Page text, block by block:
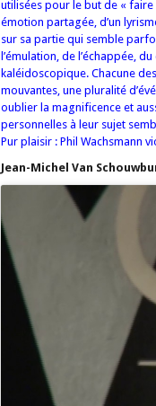
utilisées pour le but de « faire
émotion partagée, d’un
sur sa partie qui semble
l’émulation, de l’échappée,
kaléidoscopique. Chacune
mouvantes, une pluralité
oublier la magnificence et
personnelles à leur sujet
Pur plaisir : Phil Wachsmann
Jean-Michel Van